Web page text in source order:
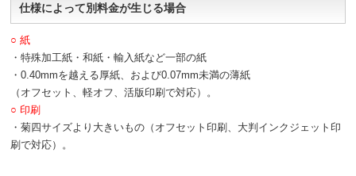
仕様によって別料金が生じる場合
○ 紙
・特殊加工紙・和紙・輸入紙など一部の紙
・0.40mmを越える厚紙、および0.07mm未満の薄紙
（オフセット、軽オフ、活版印刷で対応）。
○ 印刷
・菊四サイズより大きいもの（オフセット印刷、大判インクジェット印
刷で対応）。